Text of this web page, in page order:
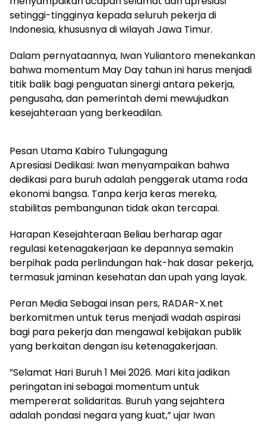
setinggi-tingginya kepada seluruh pekerja di
Indonesia, khususnya di wilayah Jawa Timur.
​Dalam pernyataannya, Iwan Yuliantoro menekankan
bahwa momentum May Day tahun ini harus menjadi
titik balik bagi penguatan sinergi antara pekerja,
pengusaha, dan pemerintah demi mewujudkan
kesejahteraan yang berkeadilan.
​Pesan Utama Kabiro Tulungagung
​Apresiasi Dedikasi: Iwan menyampaikan bahwa
dedikasi para buruh adalah penggerak utama roda
ekonomi bangsa. Tanpa kerja keras mereka,
stabilitas pembangunan tidak akan tercapai.
​Harapan Kesejahteraan Beliau berharap agar
regulasi ketenagakerjaan ke depannya semakin
berpihak pada perlindungan hak-hak dasar pekerja,
termasuk jaminan kesehatan dan upah yang layak.
​Peran Media Sebagai insan pers, RADAR-X.net
berkomitmen untuk terus menjadi wadah aspirasi
bagi para pekerja dan mengawal kebijakan publik
yang berkaitan dengan isu ketenagakerjaan.
​”Selamat Hari Buruh 1 Mei 2026. Mari kita jadikan
peringatan ini sebagai momentum untuk
mempererat solidaritas. Buruh yang sejahtera
adalah pondasi negara yang kuat,” ujar Iwan